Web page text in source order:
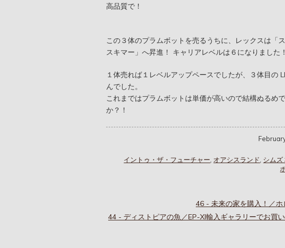
高品質で！
この３体のプラムボットを売るうちに、レックスは「
スキマー」へ昇進！ キャリアレベルは６になりました！
１体売れば１レベルアップペースでしたが、３体目の
んでした。
これまではプラムボットは単価が高いので結構ぬるめ
か？！
イントゥ・ザ・フューチャー オアシスランド シムズ
46 - 未来の家を購入！／ホ
44 - ディストピアの魚／EP-XI輸入ギャラリーでお買い